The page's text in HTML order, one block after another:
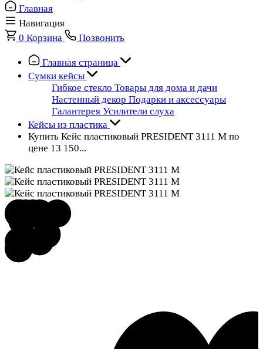
Главная
Навигация
0 Корзина Позвонить
Главная страница
Сумки кейсы
Гибкое стекло Товары для дома и дачи
Настенный декор Подарки и аксессуары
Галантерея Усилители слуха
Кейсы из пластика
Купить Кейс пластиковый PRESIDENT 3111 М по
цене 13 150...